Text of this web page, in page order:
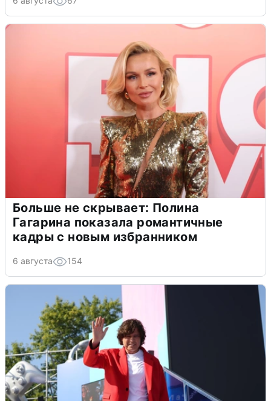
Больше не скрывает: Полина
Гагарина показала романтичные
кадры с новым избранником
6 августа 154